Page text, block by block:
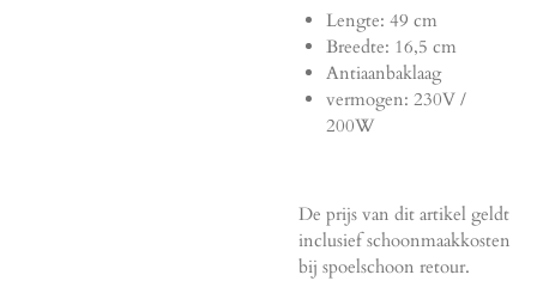
Lengte: 49 cm
Breedte: 16,5 cm
Antiaanbaklaag
vermogen: 230V /
200W
De prijs van dit artikel geldt
inclusief schoonmaakkosten
bij spoelschoon retour.